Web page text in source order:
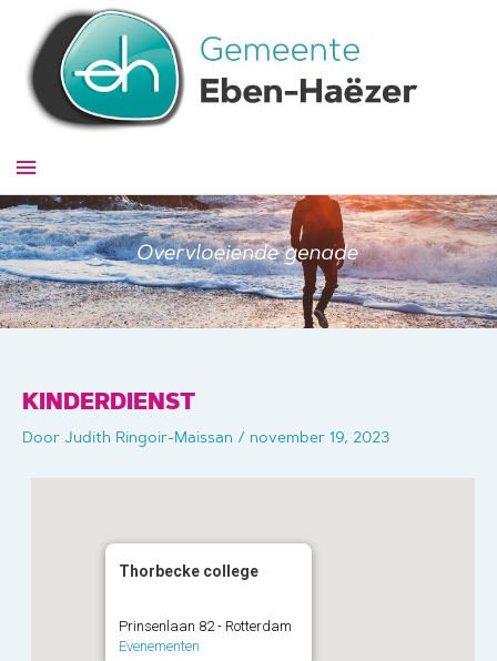
inhoud
Hoofdmenu
KINDERDIENST
Door Judith Ringoir-Maissan / november 19, 2023
Thorbecke college
Prinsenlaan 82 - Rotterdam
Evenementen